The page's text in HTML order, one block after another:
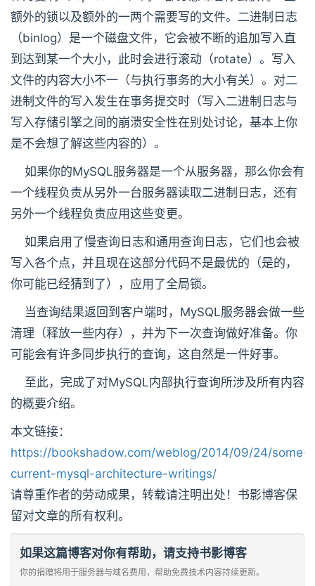
额外的锁以及额外的一两个需要写的文件。二进制日志
（binlog）是一个磁盘文件，它会被不断的追加写入直
到达到某一个大小，此时会进行滚动（rotate）。写入
文件的内容大小不一（与执行事务的大小有关）。对二
进制文件的写入发生在事务提交时（写入二进制日志与
写入存储引擎之间的崩溃安全性在别处讨论，基本上你
是不会想了解这些内容的）。
如果你的MySQL服务器是一个从服务器，那么你会有
一个线程负责从另外一台服务器读取二进制日志，还有
另外一个线程负责应用这些变更。
如果启用了慢查询日志和通用查询日志，它们也会被
写入各个点，并且现在这部分代码不是最优的（是的，
你可能已经猜到了），应用了全局锁。
当查询结果返回到客户端时，MySQL服务器会做一些
清理（释放一些内存），并为下一次查询做好准备。你
可能会有许多同步执行的查询，这自然是一件好事。
至此，完成了对MySQL内部执行查询所涉及所有内容
的概要介绍。
本文链接：
https://bookshadow.com/weblog/2014/09/24/some-
current-mysql-architecture-writings/
请尊重作者的劳动成果，转载请注明出处！书影博客保
留对文章的所有权利。
如果这篇博客对你有帮助，请支持书影博客
你的捐赠将用于服务器与域名费用，帮助免费技术内容持续更新。